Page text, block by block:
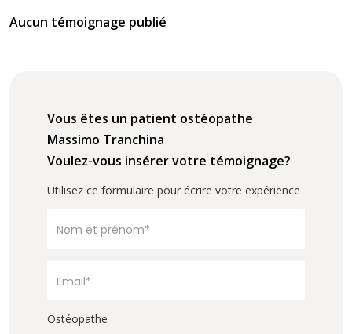
Aucun témoignage publié
Vous êtes un patient ostéopathe
Massimo Tranchina
Voulez-vous insérer votre témoignage?
Utilisez ce formulaire pour écrire votre expérience
Ostéopathe